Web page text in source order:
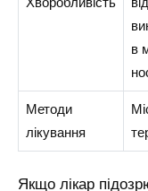
в
Методи
лікування
Якщо лікар